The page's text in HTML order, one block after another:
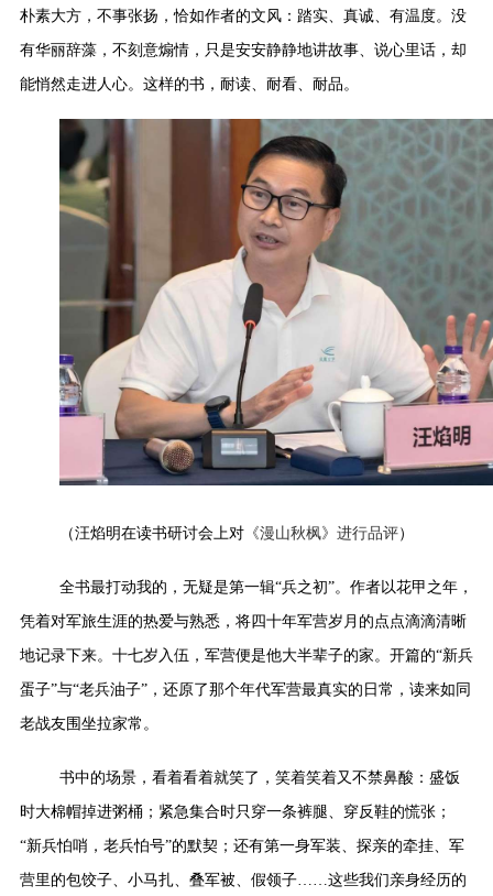
朴素大方，不事张扬，恰如作者的文风：踏实、真诚、有温度。没
有华丽辞藻，不刻意煽情，只是安安静静地讲故事、说心里话，却
能悄然走进人心。这样的书，耐读、耐看、耐品。
（汪焰明在读书研讨会上对《漫山秋枫》 进行品评）
全书最打动我的，无疑是第一辑“兵之初”。作者以花甲之年，
凭着对军旅生涯的热爱与熟悉，将四十年军营岁月的点点滴滴清晰
地记录下来。十七岁入伍，军营便是他大半辈子的家。开篇的“新兵
蛋子”与“老兵油子”，还原了那个年代军营最真实的日常，读来如同
老战友围坐拉家常。
书中的场景，看着看着就笑了，笑着笑着又不禁鼻酸：盛饭
时大棉帽掉进粥桶；紧急集合时只穿一条裤腿、穿反鞋的慌张；
“新兵怕哨，老兵怕号”的默契；还有第一身军装、探亲的牵挂、军
营里的包饺子、小马扎、叠军被、假领子……这些我们亲身经历的